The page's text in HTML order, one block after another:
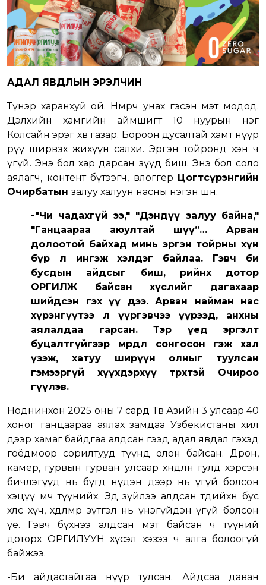
АДАЛ ЯВДЛЫН ЭРЭЛЧИН
Түнэр харанхуй ой. Нөмөрч унах гэсэн мэт модод.
Дэлхийн хамгийн аймшигт 10 нуурын нэг
Колсайн эрэг хөвөө газар. Бороон дусалтай хамт нүүр
рүү ширвэх жихүүн салхи. Эргэн тойронд хэн ч
үгүй. Энэ бол хар дарсан зүүд биш. Энэ бол соло
аялагч, контент бүтээгч, влоггер Цогтсүрэнгийн
Очирбатын залуу халуун насны нэгэн шөнө.
-"Чи чадахгүй ээ," "Дэндүү залуу байна,"
"Ганцаараа аюултай шүү”… Арван
долоотой байхад минь эргэн тойрны хүн
бүр л ингэж хэлдэг байлаа. Гэвч би
бусдын айдсыг биш, өөрийнхөө дотор
ОРГИЛЖ байсан хүслийг дагахаар
шийдсэн гэх үү дээ. Арван найман нас
хүрэнгүүтээ л үүргэвчээ үүрээд, анхны
аялалдаа гарсан. Тэр үед эргэлт
буцалтгүйгээр мөрөөдлөө сонгосон гэж хал
үзэж, хатуу ширүүн олныг туулсан
гэмээргүй хүүхдэрхүү төрхтэй Очироо
өгүүлэв.
Ноднинхон 2025 оны 7 сард Төв Азийн 3 улсаар 40
хоног ганцаараа аялах замдаа Узбекистаны хил
дээр хамаг байдгаа алдсан гээд адал явдал гэхэд
гоёдмоор сорилтууд түүнд олон байсан. Дрон,
камер, гурвын гурван улсаар хөндлөн гулд хэрсэн
бичлэгүүд нь бүгд нүдэн дээр нь үгүй болсон
хэцүү мөч түүнийх. Эд зүйлээ алдсан төдийхөн бус
хөлс хүч, хөдөлмөр зүтгэл нь үнэгүйдэн үгүй болсон
үе. Гэвч бүхнээ алдсан мэт байсан ч түүний
доторх ОРГИЛУУН хүсэл хэзээ ч алга болоогүй
байжээ.
-Би айдастайгаа нүүр тулсан. Айдсаа даван